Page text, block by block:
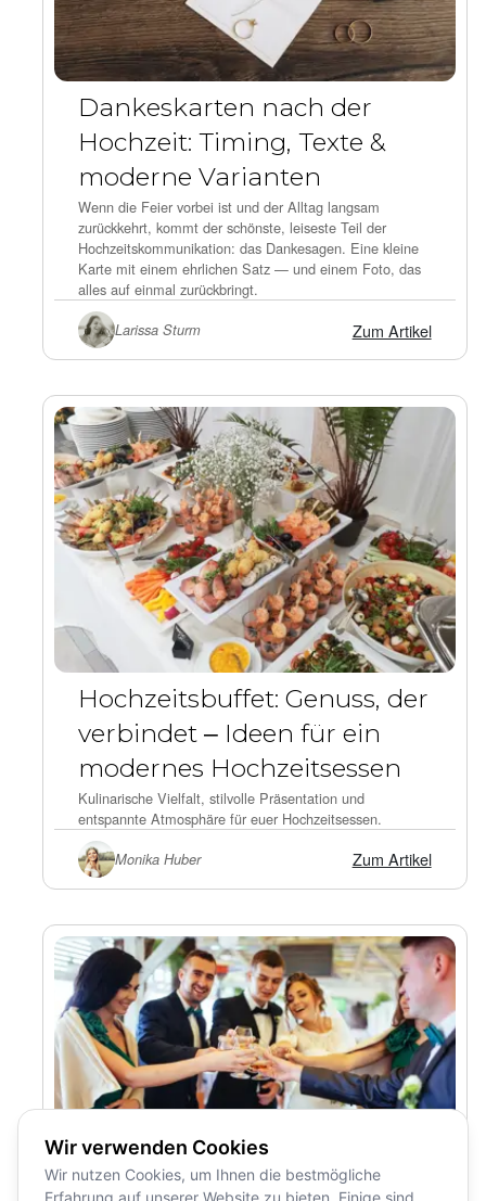
Dankeskarten nach der
Hochzeit: Timing, Texte &
moderne Varianten
Wenn die Feier vorbei ist und der Alltag langsam
zurückkehrt, kommt der schönste, leiseste Teil der
Hochzeitskommunikation: das Dankesagen. Eine kleine
Karte mit einem ehrlichen Satz — und einem Foto, das
alles auf einmal zurückbringt.
Larissa Sturm Zum Artikel
Hochzeitsbuffet: Genuss, der
verbindet – Ideen für ein
modernes Hochzeitsessen
Kulinarische Vielfalt, stilvolle Präsentation und
entspannte Atmosphäre für euer Hochzeitsessen.
Monika Huber Zum Artikel
Wir verwenden Cookies
Wir nutzen Cookies, um Ihnen die bestmögliche
Erfahrung auf unserer Website zu bieten. Einige sind